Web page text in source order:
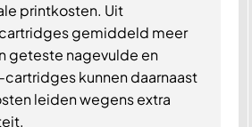
printkosten. Uit
gemiddeld meer
geteste nagevulde en
kunnen daarnaast
leiden wegens extra